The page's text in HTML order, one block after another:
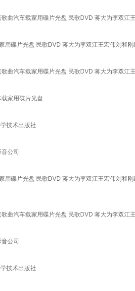
曲汽车载家用碟片光盘 民歌DVD 蒋大为李双江
碟片光盘 民歌DVD 蒋大为李双江王宏伟刘和刚
曲汽车载家用碟片光盘 民歌DVD 蒋大为李双江
家用碟片光盘
技术出版社
公司
碟片光盘 民歌DVD 蒋大为李双江王宏伟刘和刚
曲汽车载家用碟片光盘 民歌DVD 蒋大为李双江
公司
技术出版社